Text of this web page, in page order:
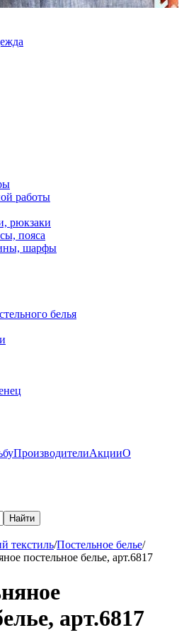
работы
рюкзаки
пояса
шарфы
белья
ПроизводителиАкцииО
Найти
текстиль/Постельное белье/
постельное белье, арт.6817
арт.6817